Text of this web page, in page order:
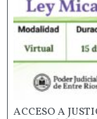
ACCESO A